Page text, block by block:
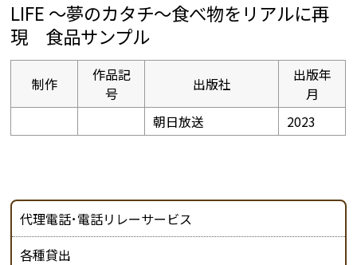
LIFE ～夢のカタチ～食べ物をリアルに再
現 食品サンプル
制作
作品記
号
出版社
出版年
月
朝日放送
2023
代理電話･電話リレーサービス
各種貸出